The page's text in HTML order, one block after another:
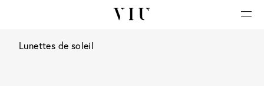
Lunettes de soleil